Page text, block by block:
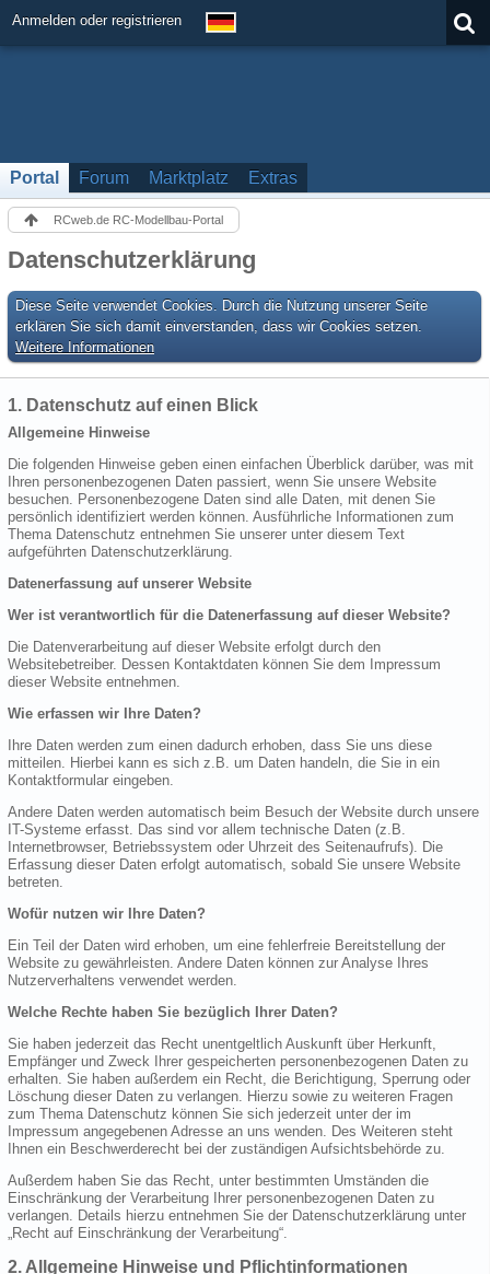
Anmelden oder registrieren
Portal Forum Marktplatz Extras
RCweb.de RC-Modellbau-Portal
Datenschutzerklärung
Diese Seite verwendet Cookies. Durch die Nutzung unserer Seite
erklären Sie sich damit einverstanden, dass wir Cookies setzen.
Weitere Informationen
1. Datenschutz auf einen Blick
Allgemeine Hinweise
Die folgenden Hinweise geben einen einfachen Überblick darüber, was mit
Ihren personenbezogenen Daten passiert, wenn Sie unsere Website
besuchen. Personenbezogene Daten sind alle Daten, mit denen Sie
persönlich identifiziert werden können. Ausführliche Informationen zum
Thema Datenschutz entnehmen Sie unserer unter diesem Text
aufgeführten Datenschutzerklärung.
Datenerfassung auf unserer Website
Wer ist verantwortlich für die Datenerfassung auf dieser Website?
Die Datenverarbeitung auf dieser Website erfolgt durch den
Websitebetreiber. Dessen Kontaktdaten können Sie dem Impressum
dieser Website entnehmen.
Wie erfassen wir Ihre Daten?
Ihre Daten werden zum einen dadurch erhoben, dass Sie uns diese
mitteilen. Hierbei kann es sich z.B. um Daten handeln, die Sie in ein
Kontaktformular eingeben.
Andere Daten werden automatisch beim Besuch der Website durch unsere
IT-Systeme erfasst. Das sind vor allem technische Daten (z.B.
Internetbrowser, Betriebssystem oder Uhrzeit des Seitenaufrufs). Die
Erfassung dieser Daten erfolgt automatisch, sobald Sie unsere Website
betreten.
Wofür nutzen wir Ihre Daten?
Ein Teil der Daten wird erhoben, um eine fehlerfreie Bereitstellung der
Website zu gewährleisten. Andere Daten können zur Analyse Ihres
Nutzerverhaltens verwendet werden.
Welche Rechte haben Sie bezüglich Ihrer Daten?
Sie haben jederzeit das Recht unentgeltlich Auskunft über Herkunft,
Empfänger und Zweck Ihrer gespeicherten personenbezogenen Daten zu
erhalten. Sie haben außerdem ein Recht, die Berichtigung, Sperrung oder
Löschung dieser Daten zu verlangen. Hierzu sowie zu weiteren Fragen
zum Thema Datenschutz können Sie sich jederzeit unter der im
Impressum angegebenen Adresse an uns wenden. Des Weiteren steht
Ihnen ein Beschwerderecht bei der zuständigen Aufsichtsbehörde zu.
Außerdem haben Sie das Recht, unter bestimmten Umständen die
Einschränkung der Verarbeitung Ihrer personenbezogenen Daten zu
verlangen. Details hierzu entnehmen Sie der Datenschutzerklärung unter
„Recht auf Einschränkung der Verarbeitung“.
2. Allgemeine Hinweise und Pflichtinformationen